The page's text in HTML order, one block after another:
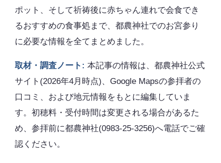
ポット、そして祈祷後に赤ちゃん連れで会食でき
るおすすめの食事処まで、都農神社でのお宮参り
に必要な情報を全てまとめました。
取材・調査ノート: 本記事の情報は、都農神社公式
サイト(2026年4月時点)、Google Mapsの参拝者の
口コミ、および地元情報をもとに編集していま
す。初穂料・受付時間は変更される場合があるた
め、参拝前に都農神社(0983-25-3256)へ電話でご確
認ください。